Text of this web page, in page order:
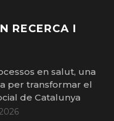
RECERCA I
en salut, una
per transformar el
de Catalunya